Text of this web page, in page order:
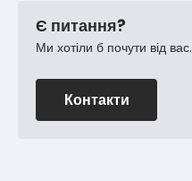
Є питання?
Ми хотіли б почути від вас.
Контакти